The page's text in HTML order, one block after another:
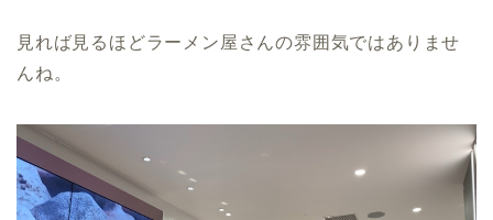
見れば見るほどラーメン屋さんの雰囲気ではありませ
んね。